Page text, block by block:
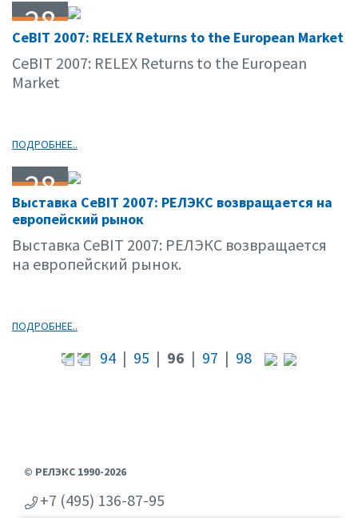
28
03.07
CeBIT 2007: RELEX Returns to the European Market
CeBIT 2007: RELEX Returns to the European
Market
ПОДРОБНЕЕ..
28
03.07
Выставка CeBIT 2007: РЕЛЭКС возвращается на
европейский рынок
Выставка CeBIT 2007: РЕЛЭКС возвращается
на европейский рынок.
ПОДРОБНЕЕ..
94 | 95 | 96 | 97 | 98
© РЕЛЭКС 1990-2026
+7 (495) 136-87-95